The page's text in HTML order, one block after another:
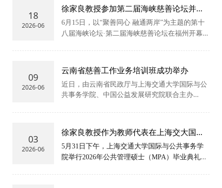
徐汇校区成功召开。
18
2026-06
徐家良教授参加第二届海峡慈善论坛并发
表主旨演讲
6月15日，以“聚善同心 融通两岸”为主题的第十
八届海峡论坛·第二届海峡慈善论坛在福州开幕。
大学特
09
2026-06
云南省慈善工作业务培训班成功举办
近日，由云南省民政厅与上海交通大学国际与公
共事务学院、中国公益发展研究院联合主办
办。来自云南省民政系统及慈善领域的骨干学员
习与实地考察。
03
2026-06
徐家良教授作为教师代表在上海交大国务
学院MPA毕业典礼上发言
5月31日下午，上海交通大学国际与公共事务学
院举行2026年公共管理硕士（MPA）毕业典礼暨